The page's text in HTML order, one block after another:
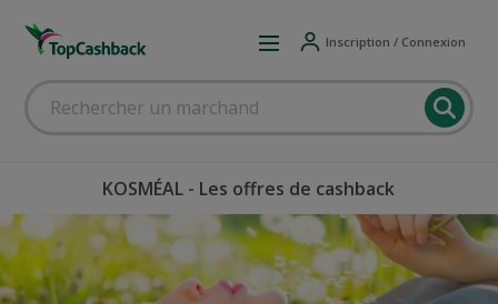
Inscription / Connexion
KOSMÉAL - Les offres de cashback